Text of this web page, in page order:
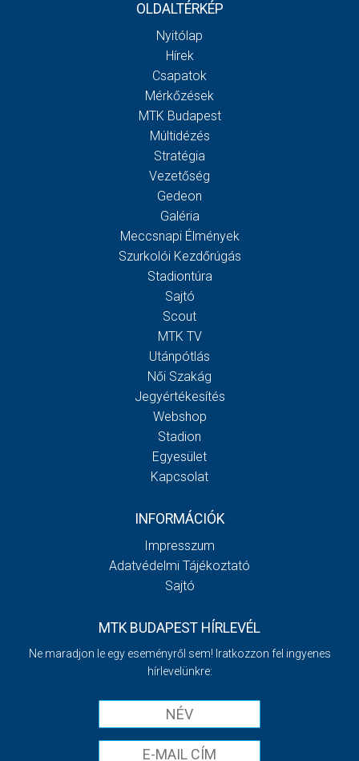
OLDALTÉRKÉP
Nyitólap
Hírek
Csapatok
Mérkőzések
MTK Budapest
Múltidézés
Stratégia
Vezetőség
Gedeon
Galéria
Meccsnapi Élmények
Szurkolói Kezdőrúgás
Stadiontúra
Sajtó
Scout
MTK TV
Utánpótlás
Női Szakág
Jegyértékesítés
Webshop
Stadion
Egyesület
Kapcsolat
INFORMÁCIÓK
Impresszum
Adatvédelmi Tájékoztató
Sajtó
MTK BUDAPEST HÍRLEVÉL
Ne maradjon le egy eseményről sem! Iratkozzon fel ingyenes
hírlevelünkre: